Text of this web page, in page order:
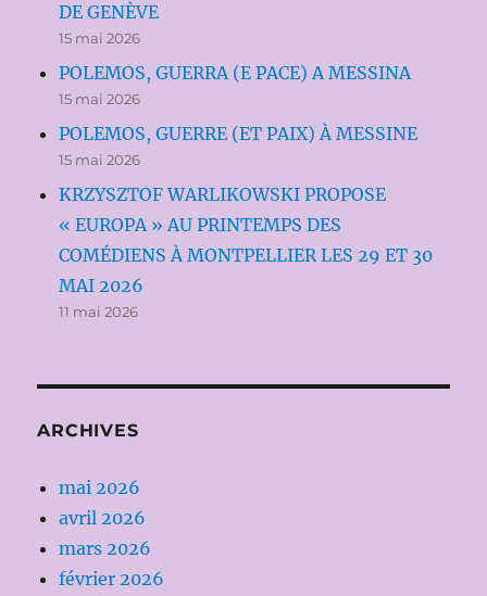
DE GENÈVE
15 mai 2026
POLEMOS, GUERRA (E PACE) A MESSINA
15 mai 2026
POLEMOS, GUERRE (ET PAIX) À MESSINE
15 mai 2026
KRZYSZTOF WARLIKOWSKI PROPOSE
« EUROPA » AU PRINTEMPS DES
COMÉDIENS À MONTPELLIER LES 29 ET 30
MAI 2026
11 mai 2026
ARCHIVES
mai 2026
avril 2026
mars 2026
février 2026